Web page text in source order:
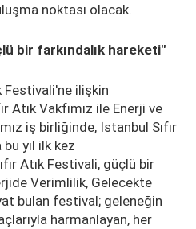
noktası olacak.
bir farkındalık hareketi"
Festivali'ne ilişkin
Atık Vakfımız ile Enerji ve
iş birliğinde, İstanbul Sıfır
yıl ilk kez
Atık Festivali, güçlü bir
Verimlilik, Gelecekte
bulan festival; geleneğin
harmanlayan, her